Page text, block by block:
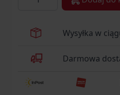
Wysyłka w
Darmowa